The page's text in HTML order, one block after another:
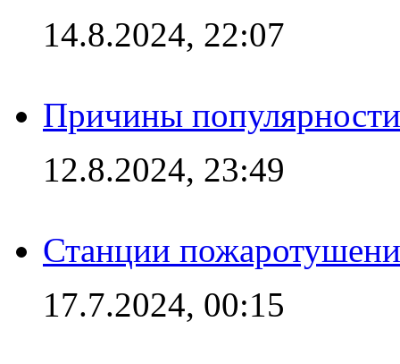
14.8.2024, 22:07
Причины
12.8.2024, 23:49
Станции
17.7.2024, 00:15